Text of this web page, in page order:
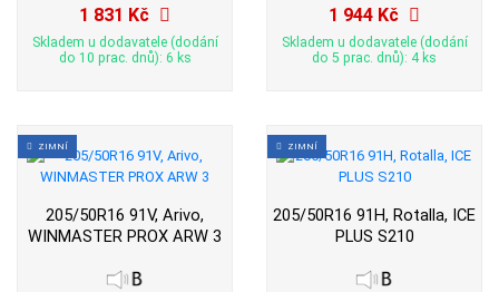
1 831 Kč
Skladem u dodavatele (dodání
do 10 prac. dnů): 6 ks
1 944 Kč
Skladem u dodavatele (dodání
do 5 prac. dnů): 4 ks
ZIMNÍ
205/50R16 91V, Arivo,
WINMASTER PROX ARW 3
ZIMNÍ
205/50R16 91H, Rotalla, ICE
PLUS S210